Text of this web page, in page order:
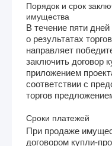
Порядок и срок
имущества
В течение пяти
о результатах
направляет
заключить договор
приложением
соответствии с
торгов
Сроки платежей
При продаже
договором купли-